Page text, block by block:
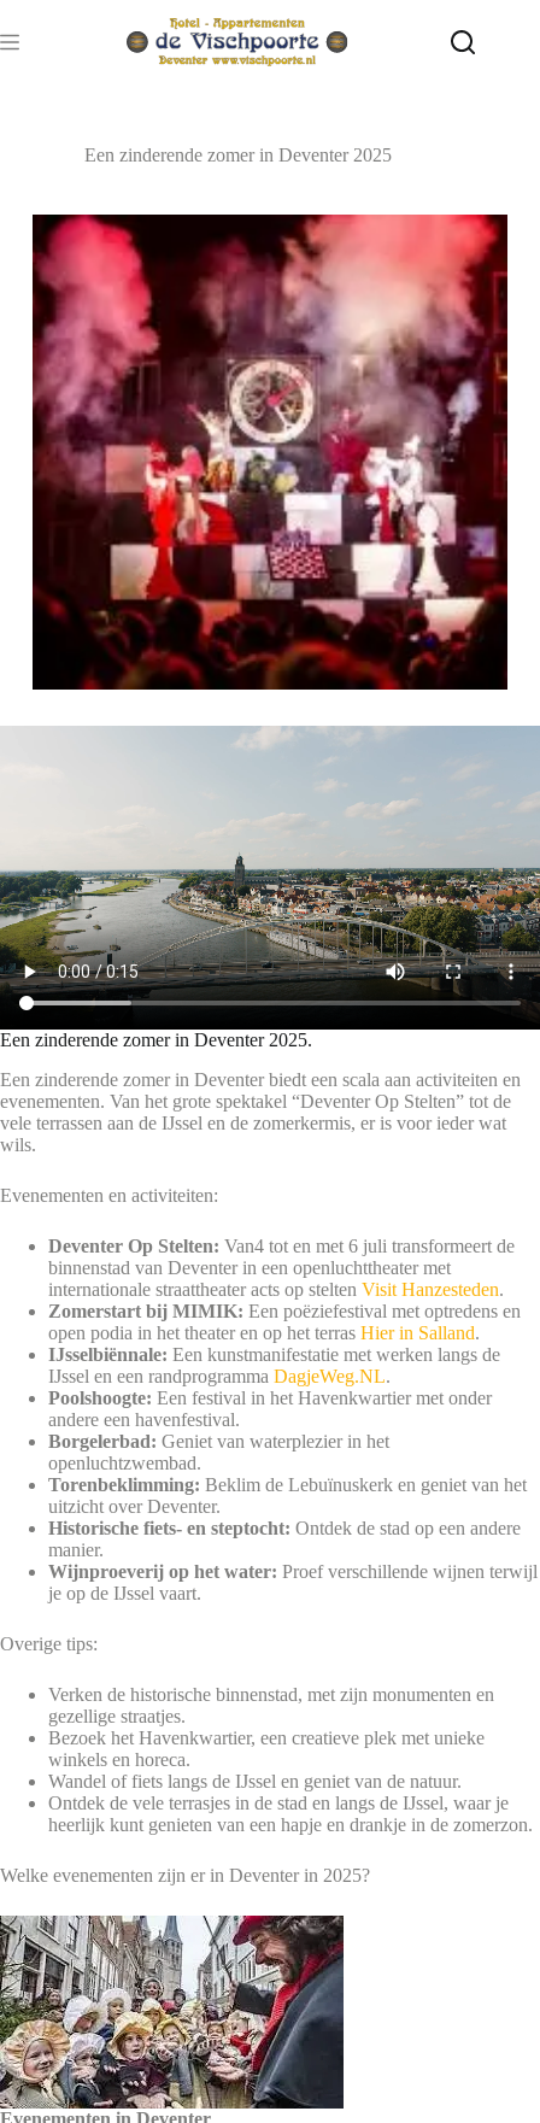
naar
de
Een zinderende zomer in Deventer 2025
Een zinderende zomer in Deventer 2025.
Een zinderende zomer in Deventer biedt een scala aan activiteiten en
evenementen. Van het grote spektakel “Deventer Op Stelten” tot de
vele terrassen aan de IJssel en de zomerkermis, er is voor ieder wat
wils.
Evenementen en activiteiten:
Deventer Op Stelten: Van4 tot en met 6 juli transformeert de
binnenstad van Deventer in een openluchttheater met
internationale straattheater acts op stelten Visit Hanzesteden.
Zomerstart bij MIMIK: Een poëziefestival met optredens en
open podia in het theater en op het terras Hier in Salland.
IJsselbiënnale: Een kunstmanifestatie met werken langs de
IJssel en een randprogramma DagjeWeg.NL.
Poolshoogte: Een festival in het Havenkwartier met onder
andere een havenfestival.
Borgelerbad: Geniet van waterplezier in het
openluchtzwembad.
Torenbeklimming: Beklim de Lebuïnuskerk en geniet van het
uitzicht over Deventer.
Historische fiets- en steptocht: Ontdek de stad op een andere
manier.
Wijnproeverij op het water: Proef verschillende wijnen terwijl
je op de IJssel vaart.
Overige tips:
Verken de historische binnenstad, met zijn monumenten en
gezellige straatjes.
Bezoek het Havenkwartier, een creatieve plek met unieke
winkels en horeca.
Wandel of fiets langs de IJssel en geniet van de natuur.
Ontdek de vele terrasjes in de stad en langs de IJssel, waar je
heerlijk kunt genieten van een hapje en drankje in de zomerzon.
Welke evenementen zijn er in Deventer in 2025?
Evenementen in Deventer